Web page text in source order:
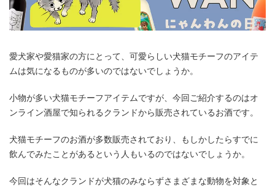
愛犬家や愛猫家の方にとって、可愛らしい犬猫モチーフのアイテ
ムは気になるものが多いのではないでしょうか。
小物が多い犬猫モチーフアイテムですが、今回ご紹介するのはオ
ンライン酒屋で知られるクランドから販売されているお酒です。
犬猫モチーフのお酒が多数販売されており、もしかしたらすでに
飲んでみたことがあるという人もいるのではないでしょうか。
今回はそんなクランドが犬猫のみならずさまざまな動物を対象と